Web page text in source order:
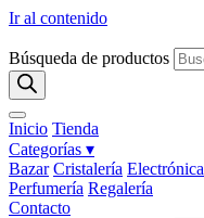
Ir al contenido
Búsqueda de productos
Inicio Tienda
Categorías ▾
Bazar Cristalería Electrónica
Perfumería Regalería
Contacto